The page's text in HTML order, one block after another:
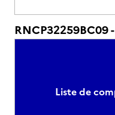
RNCP32259BC09
Liste de